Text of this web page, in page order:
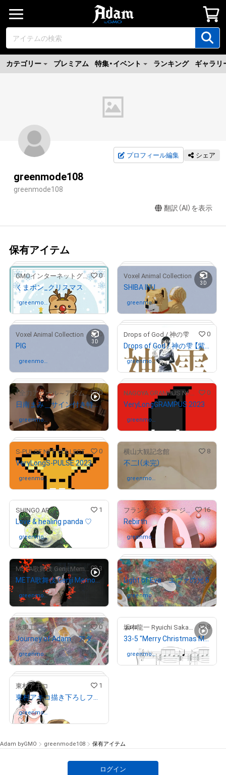
カテゴリー プレミアム 特集・イベント ランキング ギャラリ
プロフィール編集 シェア
greenmode108
greenmode108
翻訳（AI）を表示
保有アイテム
GMOインターネットグループ公式キャラクター「くまポン」 0
くまポン_クリスマス
greenmod
e108
さんが保有中
# 296/300
3D
Voxel Animal Collection 0
SHIBA INU
greenmod さんが保有中
# 99/100
3D
Voxel Animal Collection 0
PIG
greenmod
Drops of God / 神の雫 0
Drops of God / 神の雫 【紫野原 みやび】
greenmod
e108
さんが保有中
# 1565/2000
「全力アピール～アダムシアター～」NFTストア 0
日南まみ＿サイン付き特別画像
greenmod
e108
さんが保有中
NAGOYA GRAMPUS NFT COLLECTION 0
VeryLongGRAMPUS 2023
greenmod
S-PULSE NFT COLLECTION 『パルコレ』 0
VeryLongS-PULSE 2023
greenmod さんが保有中
横山大観記念館 8
不二Ⅰ（未完）
greenmod
e108
さんが保有中
SHINGO ART 1
Love & healing panda ♡
greenmod
e108
さんが保有中
フランク ミュラー ジャパン 30th 16
Rebirth
greenmod
e108
さんが保有中
META歌舞伎 Genji Memories 3
META歌舞伎 Genji Memories #12
greenmod
e108
さんが保有中
坂東工 0
Light of Eva エヴァの光 6
greenmod
e108
さんが保有中
坂東工 0
Journey of Adam アダムの旅 6
greenmod
e108
さんが保有中
坂本龍一 Ryuichi Sakamoto 8
33-5 "Merry Christmas Mr. Lawrence" Ryuichi Sakamoto 坂本 龍一
greenmod
e108
さんが保有中
# 19/20
東村アキコ 1
東村アキコ描き下ろしフルカラーイラスト+レイヤー分けデータ付き （ディスタンス）
greenmod
e108
Adam byGMO greenmode108 保有アイテム
ログイン